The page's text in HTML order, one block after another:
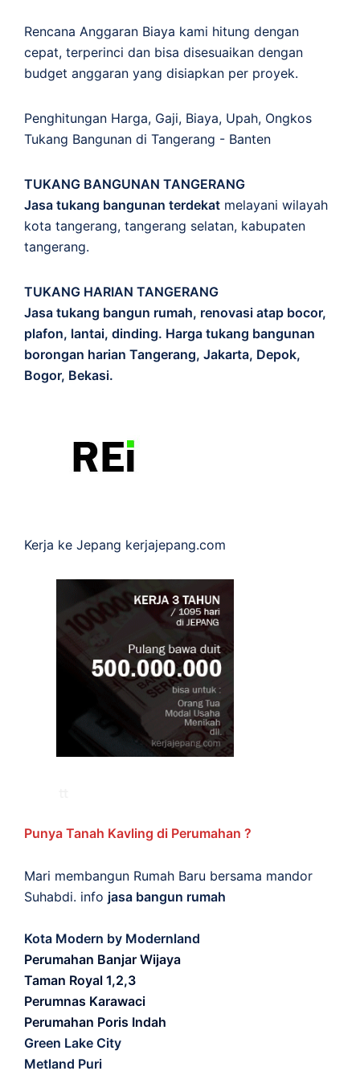
Rencana Anggaran Biaya kami hitung dengan
cepat, terperinci dan bisa disesuaikan dengan
budget anggaran yang disiapkan per proyek.
Penghitungan Harga, Gaji, Biaya, Upah, Ongkos
Tukang Bangunan di Tangerang - Banten
TUKANG BANGUNAN TANGERANG
Jasa tukang bangunan terdekat melayani wilayah
kota tangerang, tangerang selatan, kabupaten
tangerang.
TUKANG HARIAN TANGERANG
Jasa tukang bangun rumah, renovasi atap bocor,
plafon, lantai, dinding. Harga tukang bangunan
borongan harian Tangerang, Jakarta, Depok,
Bogor, Bekasi.
Kerja ke Jepang kerjajepang.com
Punya Tanah Kavling di Perumahan ?
Mari membangun Rumah Baru bersama mandor
Suhabdi. info jasa bangun rumah
Kota Modern by Modernland
Perumahan Banjar Wijaya
Taman Royal 1,2,3
Perumnas Karawaci
Perumahan Poris Indah
Green Lake City
Metland Puri